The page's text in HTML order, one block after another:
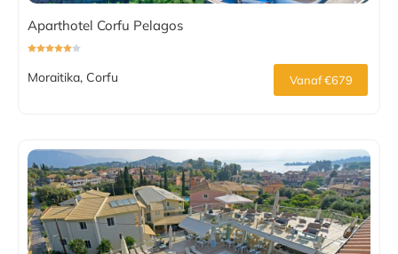
Aparthotel Corfu Pelagos
Moraitika, Corfu Vanaf €679